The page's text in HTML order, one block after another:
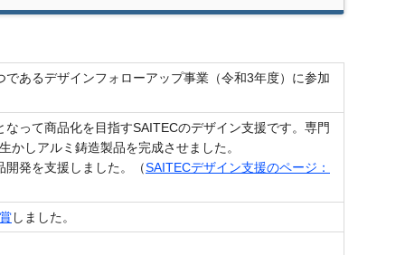
あるデザインフォローアップ事業（令和3年度）に参加
って商品化を目指すSAITECのデザイン支援です。専門
しアルミ鋳造製品を完成させました。
発を支援しました。（SAITECデザイン支援のページ：
しました。